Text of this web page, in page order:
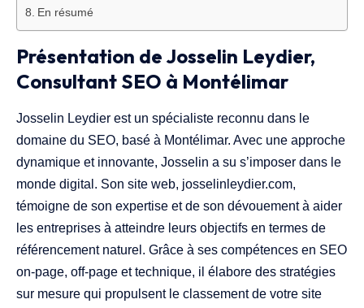
En résumé
Présentation de Josselin Leydier,
Consultant SEO à Montélimar
Josselin Leydier est un spécialiste reconnu dans le
domaine du SEO, basé à Montélimar. Avec une approche
dynamique et innovante, Josselin a su s’imposer dans le
monde digital. Son site web, josselinleydier.com,
témoigne de son expertise et de son dévouement à aider
les entreprises à atteindre leurs objectifs en termes de
référencement naturel. Grâce à ses compétences en SEO
on-page, off-page et technique, il élabore des stratégies
sur mesure qui propulsent le classement de votre site